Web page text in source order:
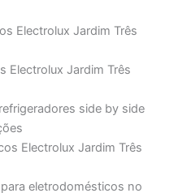
Electrolux Jardim Três
Electrolux Jardim Três
side by side
Electrolux Jardim Três
eletrodomésticos no